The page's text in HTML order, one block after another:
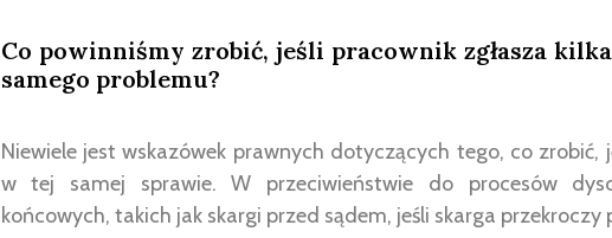
Co powinniśmy zrobić, jeśli pracownik zgłasza
samego problemu?
Niewiele jest wskazówek prawnych dotyczących tego, co zrobić,
w tej samej sprawie. W przeciwieństwie do procesów
końcowych, takich jak skargi przed sądem, jeśli skarga przekroczy